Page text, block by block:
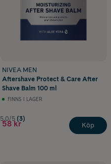
NIVEA MEN
Aftershave Protect & Care After
Shave Balm 100 ml
FINNS I LAGER
5.0/5 (3)
58 kr Köp